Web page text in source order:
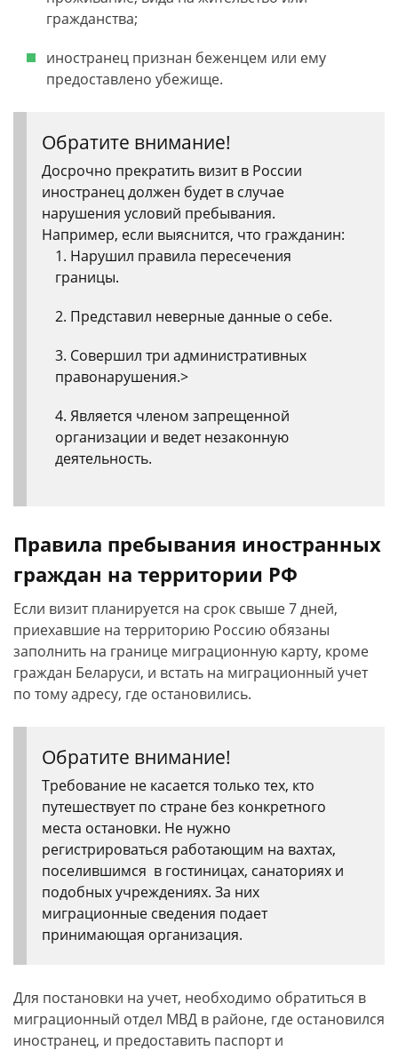
гражданства;
иностранец признан беженцем или ему
предоставлено убежище.
Обратите внимание!
Досрочно прекратить визит в России
иностранец должен будет в случае
нарушения условий пребывания.
Например, если выяснится, что гражданин:
Нарушил правила пересечения
границы.
Представил неверные данные о себе.
Совершил три административных
правонарушения.>
Является членом запрещенной
организации и ведет незаконную
деятельность.
Правила пребывания иностранных
граждан на территории РФ
Если визит планируется на срок свыше 7 дней,
приехавшие на территорию Россию обязаны
заполнить на границе миграционную карту, кроме
граждан Беларуси, и встать на миграционный учет
по тому адресу, где остановились.
Обратите внимание!
Требование не касается только тех, кто
путешествует по стране без конкретного
места остановки. Не нужно
регистрироваться работающим на вахтах,
поселившимся в гостиницах, санаториях и
подобных учреждениях. За них
миграционные сведения подает
принимающая организация.
Для постановки на учет, необходимо обратиться в
миграционный отдел МВД в районе, где остановился
иностранец, и предоставить паспорт и